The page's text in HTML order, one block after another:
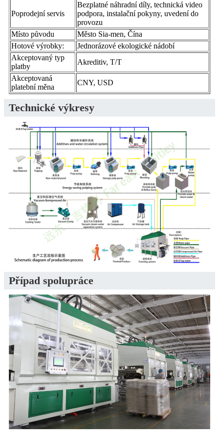
Poprodejní servis
Bezplatné náhradní díly, technická video
podpora, instalační pokyny, uvedení do
provozu
Místo původu
Město Sia-men, Čína
Hotové výrobky:
Jednorázové ekologické nádobí
Akceptovaný typ
platby
Akreditiv, T/T
Akceptovaná
platební měna
CNY, USD
Technické výkresy
Případ spolupráce